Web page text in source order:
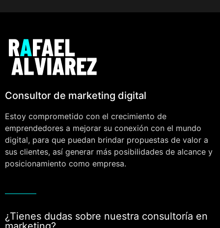
Consultor de marketing digital
Estoy comprometido con el crecimiento de
emprendedores a mejorar su conexión con el mundo
digital, para que puedan brindar propuestas de valor a
sus clientes, así generar más posibilidades de alcance y
posicionamiento como empresa.
¿Tienes dudas sobre nuestra consultoría en